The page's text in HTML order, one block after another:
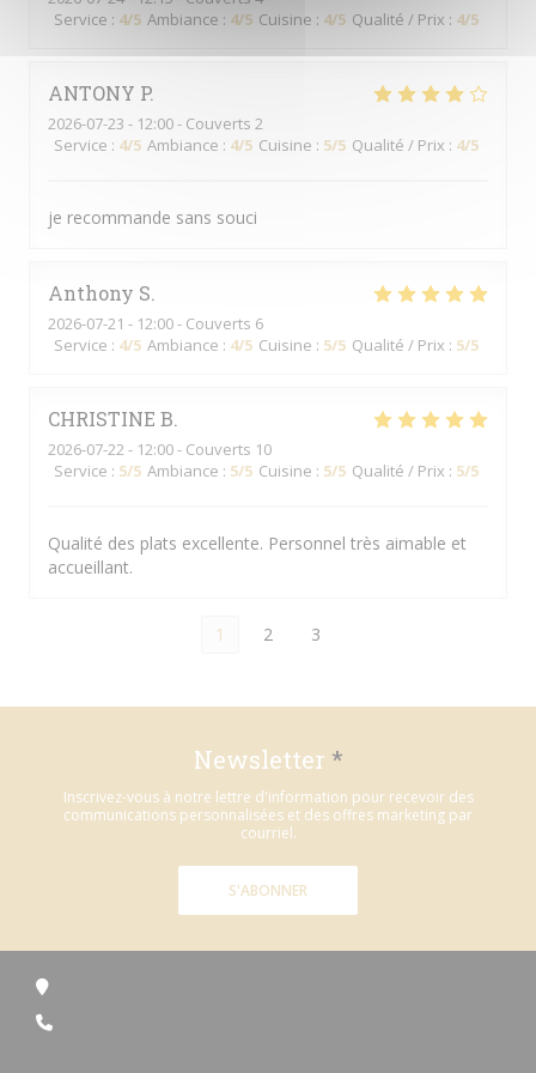
Service : 4/5 Ambiance : 4/5 Cuisine : 4/5 Qualité / Prix : 4/5
ANTONY P
2026-07-23 - 12:00 - Couverts 2
Service : 4/5 Ambiance : 4/5 Cuisine : 5/5 Qualité / Prix : 4/5
je recommande sans souci
Anthony S
2026-07-21 - 12:00 - Couverts 6
Service : 4/5 Ambiance : 4/5 Cuisine : 5/5 Qualité / Prix : 5/5
CHRISTINE B
2026-07-22 - 12:00 - Couverts 10
Service : 5/5 Ambiance : 5/5 Cuisine : 5/5 Qualité / Prix : 5/5
Qualité des plats excellente. Personnel très aimable et
accueillant.
1 2 3
Newsletter *
Inscrivez-vous à notre lettre d'information pour recevoir des
communications personnalisées et des offres marketing par
courriel.
S'ABONNER